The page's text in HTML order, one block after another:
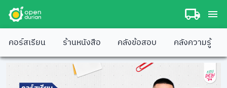
คอร์สเรียน ร้านหนังสือ คลังข้อสอบ คลังความรู้